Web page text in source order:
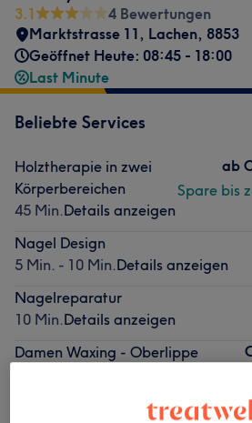
3.1
4 Bewertungen
Marktstrasse 11, Lachen, 8853
Geöffnet Heute: 08:45 - 18:00
Last Minute
Beliebte Services
Holztherapie in zwei
Körperbereichen
45 Min.Details anzeigen
ab
Spare bis
Nagel Design
5 Min. - 10 Min.Details anzeigen
Nagelreparatur
10 Min.Details anzeigen
Damen Waxing - Oberlippe